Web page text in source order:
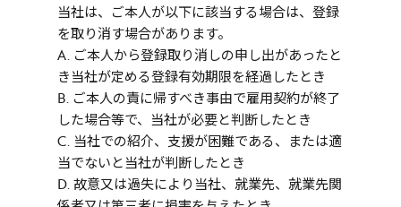
当社は、ご本人が以下に該当する場合は、登録
を取り消す場合があります。
A. ご本人から登録取り消しの申し出があったと
き当社が定める登録有効期限を経過したとき
B. ご本人の責に帰すべき事由で雇用契約が終了
した場合等で、当社が必要と判断したとき
C. 当社での紹介、支援が困難である、または適
当でないと当社が判断したとき
D. 故意又は過失により当社、就業先、就業先関